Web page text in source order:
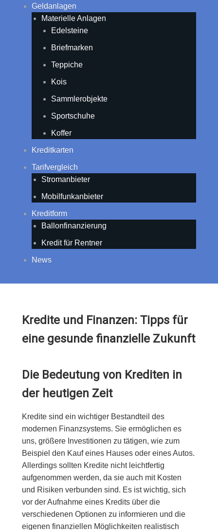
Geldanlagen
Materielle Anlagen
Edelsteine
Briefmarken
Teppiche
Kois
Sammlerobjekte
Sportschuhe
Koffer
Kreditkarten
Tarifvergleich
Stromanbieter
Mobilfunkanbieter
Kreditform
Ballonfinanzierung
Kredit für Rentner
News
Kredite und Finanzen: Tipps für
eine gesunde finanzielle Zukunft
Die Bedeutung von Krediten in
der heutigen Zeit
Kredite sind ein wichtiger Bestandteil des
modernen Finanzsystems. Sie ermöglichen es
uns, größere Investitionen zu tätigen, wie zum
Beispiel den Kauf eines Hauses oder eines Autos.
Allerdings sollten Kredite nicht leichtfertig
aufgenommen werden, da sie auch mit Kosten
und Risiken verbunden sind. Es ist wichtig, sich
vor der Aufnahme eines Kredits über die
verschiedenen Optionen zu informieren und die
eigenen finanziellen Möglichkeiten realistisch